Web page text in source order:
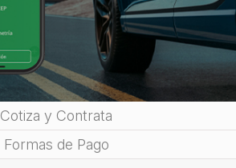
Cotiza y Contrata
Formas de Pago